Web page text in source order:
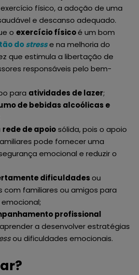
físico, a adoção de uma
e descanso adequado.
o exercício físicoé um bom
dostresse na melhoria do
que estimula a libertação de
responsáveis pelo bem-
para atividades de lazer;
de bebidas alcoólicas e
rede de apoiosólida, pois o apoio
pode fornecer uma
emocional e reduzir o
dificuldadesou
com familiares ou amigos para
profissional
a desenvolver estratégias
ou dificuldades emocionais.